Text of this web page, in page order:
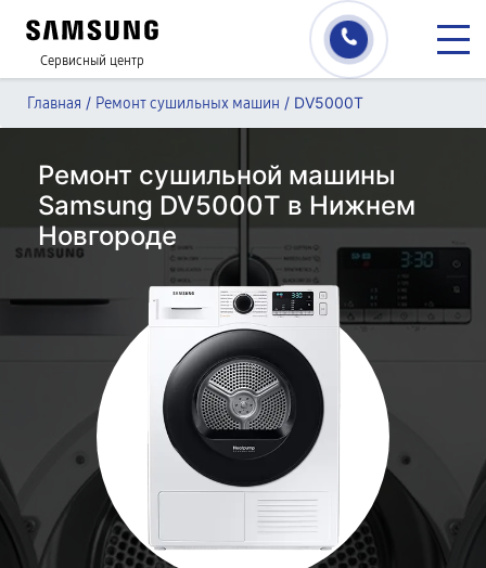
Сервисный центр
Главная / Ремонт сушильных машин / DV5000T
Ремонт сушильной машины
Samsung DV5000T в Нижнем
Новгороде